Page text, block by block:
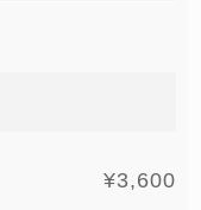
¥3,600